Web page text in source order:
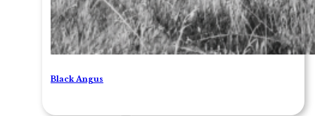
Black Angus